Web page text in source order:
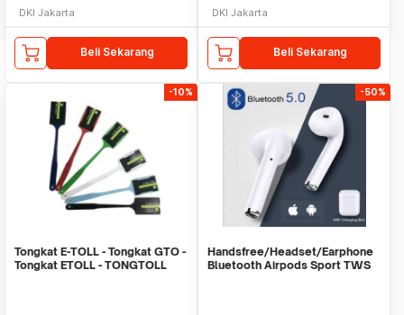
DKI Jakarta
Beli Sekarang
DKI Jakarta
Beli Sekarang
-10%
Tongkat E-TOLL - Tongkat GTO -
Tongkat ETOLL - TONGTOLL
-50%
Handsfree/Headset/Earphone
Bluetooth Airpods Sport TWS